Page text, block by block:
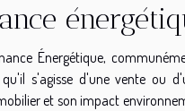
Énergétique,
s'agisse d'une vente ou
et son impact